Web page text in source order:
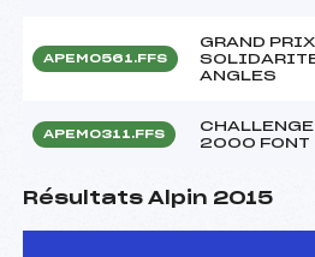
APEM0561.FFS
GRAND
ANGLES
APEM0311.FFS
2000 FONT
Résultats Alpin 2015